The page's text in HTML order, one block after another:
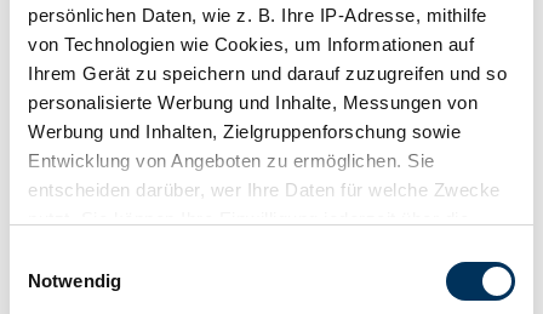
persönlichen Daten, wie z. B. Ihre IP-Adresse, mithilfe
von Technologien wie Cookies, um Informationen auf
Ihrem Gerät zu speichern und darauf zuzugreifen und so
personalisierte Werbung und Inhalte, Messungen von
Werbung und Inhalten, Zielgruppenforschung sowie
Entwicklung von Angeboten zu ermöglichen. Sie
entscheiden darüber, wer Ihre Daten für welche Zwecke
Trigger Symbol ändern oder widerrufen
Notwendig
Saloon (4-doors)
Mileage (read)
80,000 km
9 / 12